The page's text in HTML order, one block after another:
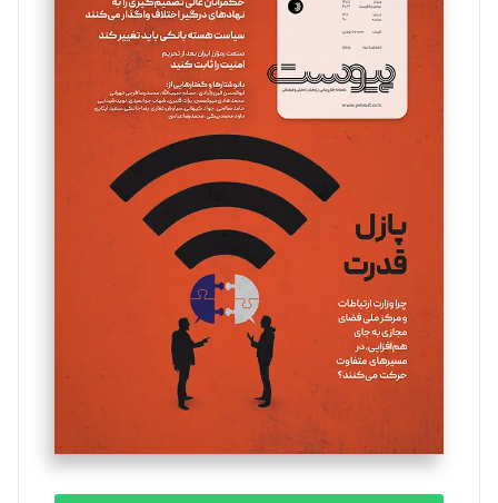
سروش کرمیان
تحریریه
مینا پاکدل
یسنا امان‌پور
تحریریه
ملینا جعفری
تحریریه
مصطفی مسجدی آرانی
تحریریه